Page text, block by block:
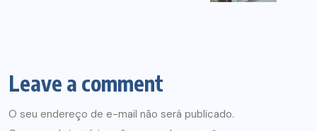
Leave a comment
O seu endereço de e-mail não será publicado.